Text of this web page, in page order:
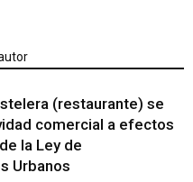
(restaurante) se
comercial a efectos
la Ley de
Urbanos